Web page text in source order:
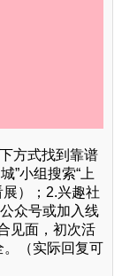
方式找到靠谱
”小组搜索“上
）；2.兴趣社
众号或加入线
见面，初次活
（实际回复可